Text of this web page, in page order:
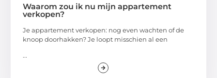
Waarom zou ik nu mijn appartement
verkopen?
Je appartement verkopen: nog even wachten of de
knoop doorhakken? Je loopt misschien al een
...